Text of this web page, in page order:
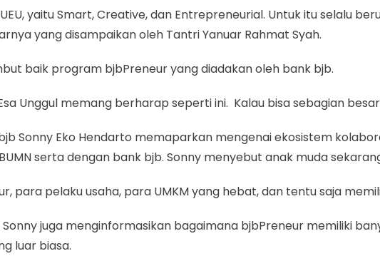
yaitu Smart, Creative, dan Entrepreneurial. Untuk itu selalu
yang disampaikan oleh Tantri Yanuar Rahmat Syah.
baik program bjbPreneur yang diadakan oleh bank bjb.
Unggul memang berharap seperti ini. Kalau bisa sebagian
Sonny Eko Hendarto memaparkan mengenai ekosistem
serta dengan bank bjb. Sonny menyebut anak muda
para pelaku usaha, para UMKM yang hebat, dan tentu saja
juga menginformasikan bagaimana bjbPreneur memiliki
luar biasa.